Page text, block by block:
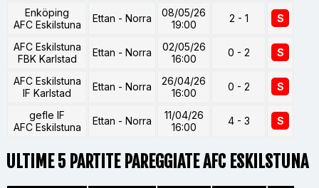
Enköping
AFC Eskilstuna
Ettan - Norra
08/05/26
19:00
2 - 1 S
AFC Eskilstuna
FBK Karlstad
Ettan - Norra
02/05/26
16:00
0 - 2 S
AFC Eskilstuna
IF Karlstad
Ettan - Norra
26/04/26
16:00
0 - 2 S
gefle IF
AFC Eskilstuna
Ettan - Norra
11/04/26
16:00
4 - 3 S
ULTIME 5 PARTITE PAREGGIATE AFC ESKILSTUNA